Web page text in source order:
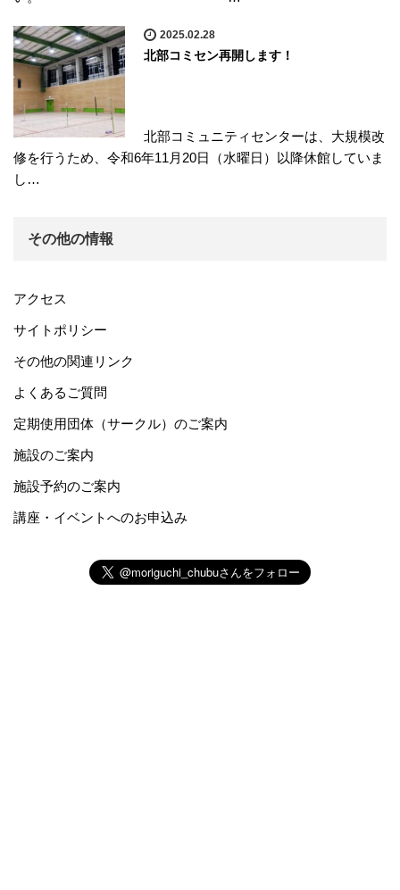
2025.02.28
北部コミセン再開します！
北部コミュニティセンターは、大規模改
修を行うため、令和6年11月20日（水曜日）以降休館していま
し…
その他の情報
アクセス
サイトポリシー
その他の関連リンク
よくあるご質問
定期使用団体（サークル）のご案内
施設のご案内
施設予約のご案内
講座・イベントへのお申込み